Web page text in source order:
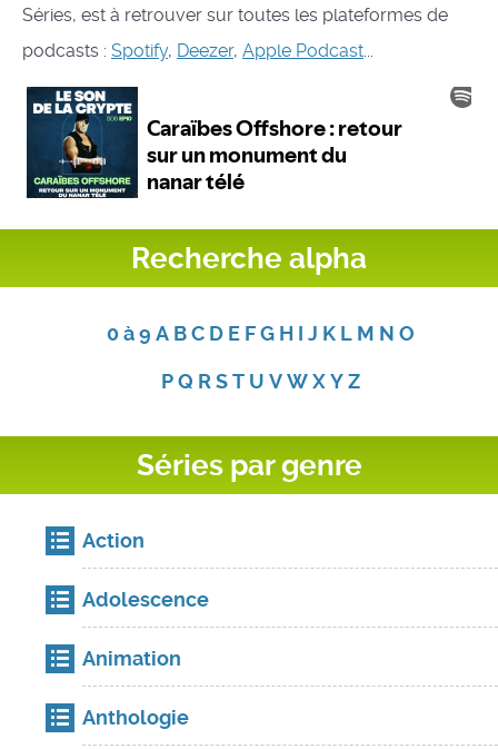
Séries, est à retrouver sur toutes les plateformes de
podcasts : Spotify, Deezer, Apple Podcast...
Recherche alpha
0 à 9 A B C D E F G H I J K L M N O
P Q R S T U V W X Y Z
Séries par genre
Action
Adolescence
Animation
Anthologie